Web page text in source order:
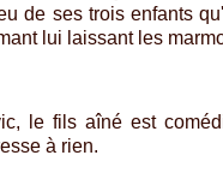
de ses trois enfants
lui laissant les
le fils aîné est
à rien.